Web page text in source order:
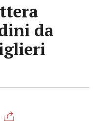
da